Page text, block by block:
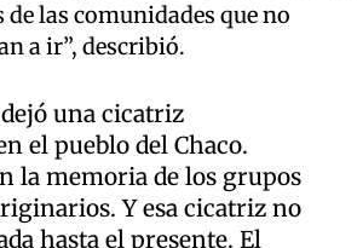
las comunidades que no
a ir”, describió.
una cicatriz
el pueblo del Chaco.
la memoria de los grupos
Y esa cicatriz no
hasta el presente. El